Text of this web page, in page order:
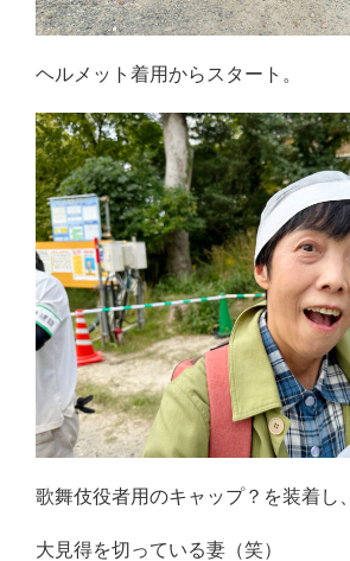
ヘルメット着用からスタート。
歌舞伎役者用のキャップ？を装着し、
大見得を切っている妻（笑）